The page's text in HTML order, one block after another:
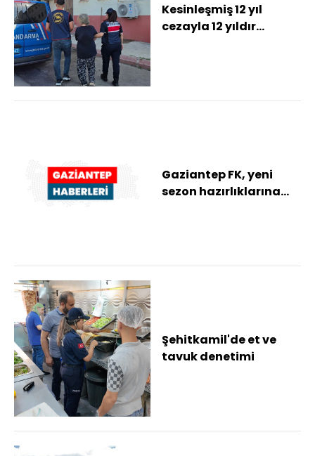
Kesinleşmiş 12 yıl
cezayla 12 yıldır
Gaziantep FK, yeni
sezon hazırlıklarına
Şehitkamil'de et ve
tavuk denetimi